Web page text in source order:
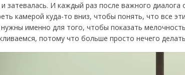
затевалась. И каждый раз после важного
камерой куда-то вниз, чтобы понять, что все
нужны именно для того, чтобы показать
потому что больше просто нечего